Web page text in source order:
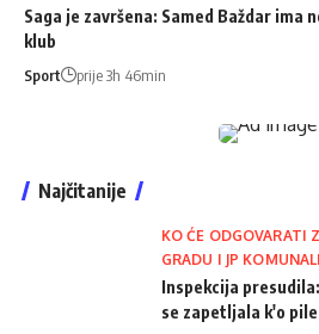
Saga je završena: Samed Baždar ima
klub
Sport prije 3h 46min
Najčitanije
KO ĆE ODGOVARATI
GRADU I JP
Inspekcija
se zapetljala k'o pile